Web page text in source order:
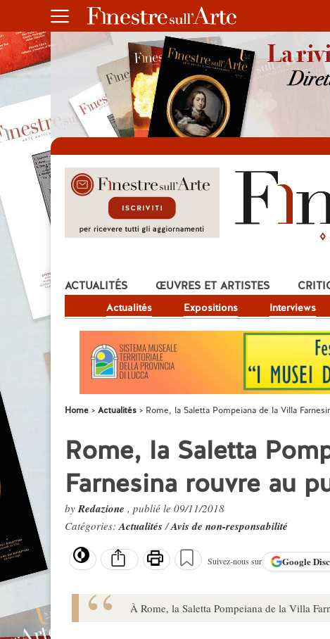
ACTUALITÉS
Actualités Expositions Interviews
ŒUVRES ET ARTISTES
Home Actualités Rome, la Saletta Pompeiana de la Villa
Rome, la Saletta
Farnesina rouvre au
byRedazione , publié le 09/11/2018
Catégories:Actualités/Avis de non-responsabilité
Suivez-nous sur Google
À Rome, la Saletta Pompeiana de la Villa